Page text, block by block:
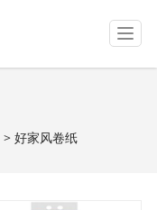
T
o
g
> 好家风卷纸